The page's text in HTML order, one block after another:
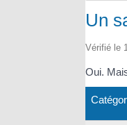
Un
Vérifié le
Oui.